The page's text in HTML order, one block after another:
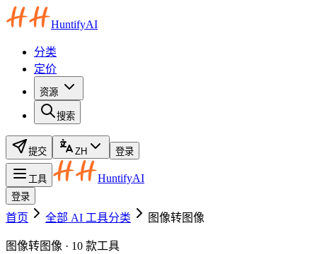
HuntifyAI
分类
定价
资源
搜索
提交 ZH 登录
工具 HuntifyAI
登录
首页 全部 AI 工具分类 图像转图像
图像转图像 · 10 款工具